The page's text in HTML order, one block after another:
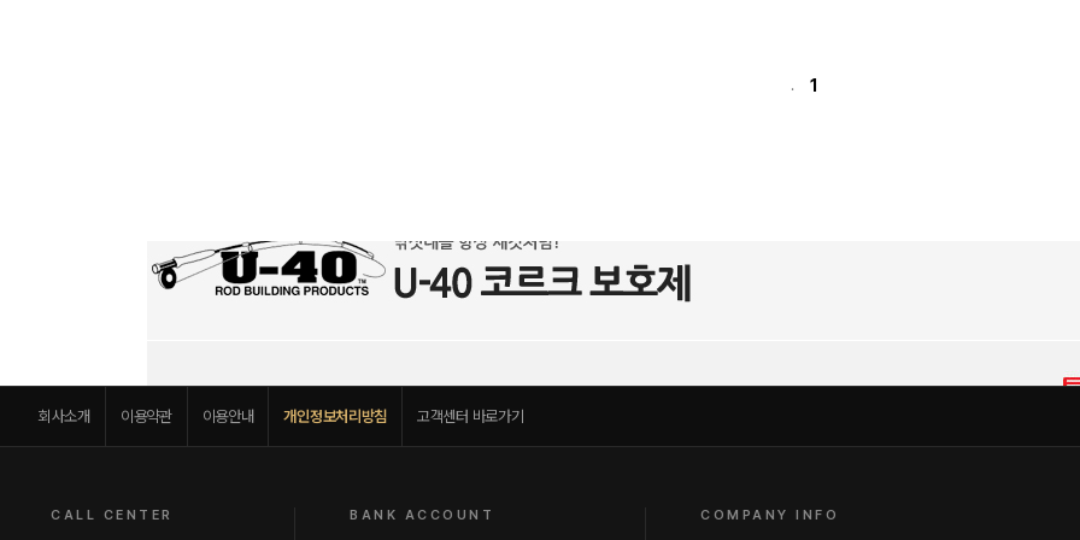
. 1
회사소개 이용약관 이용안내 개인정보처리방침 고객센터 바로가기
CALL CENTER BANK ACCOUNT COMPANY INFO